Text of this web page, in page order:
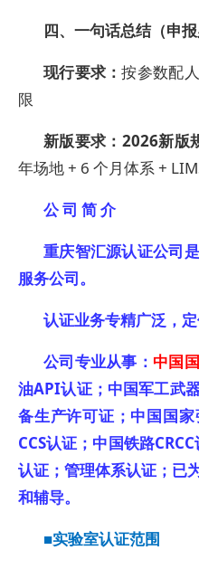
四、一句话总结（申报
现行要求：按参数配
限
新版要求： 2026新版
年场地 + 6 个月体系 +
公 司 简 介
重庆智汇源认证公司
服务公司。
认证业务专精广泛，
公司专业从事： 中国
油API认证；中国军工武
备生产许可证；中国国
CCS认证；中国铁路
认证；管理体系认证；已
和辅导。
■实验室认证范围